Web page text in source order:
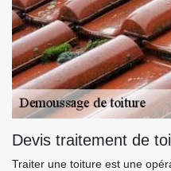
Devis traitement de
Traiter une toiture est une